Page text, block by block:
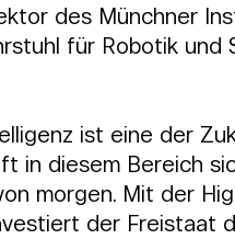
des Münchner
für Robotik
ist eine der
in diesem Bereich
morgen. Mit der
der Freistaat